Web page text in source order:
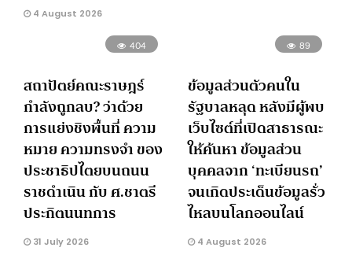
4 August 2026
404
สถาปัตย์คณะราษฎร์
กำลังถูกลบ? ว่าด้วย
การแย่งชิงพื้นที่ ความ
หมาย ความทรงจำ ของ
ประชาธิปไตยบนถนน
ราชดำเนิน กับ ศ.ชาตรี
ประกิตนนทการ
31 July 2026
89
ข้อมูลส่วนตัวคนใน
รัฐบาลหลุด หลังมีผู้พบ
เว็บไซต์ที่เปิดสาธารณะ
ให้ค้นหา ข้อมูลส่วน
บุคคลจาก ‘ทะเบียนรถ’
จนเกิดประเด็นข้อมูลรั่ว
ไหลบนโลกออนไลน์
4 August 2026